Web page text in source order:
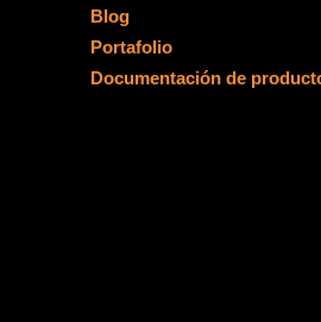
Blog
Portafolio
Documentación de